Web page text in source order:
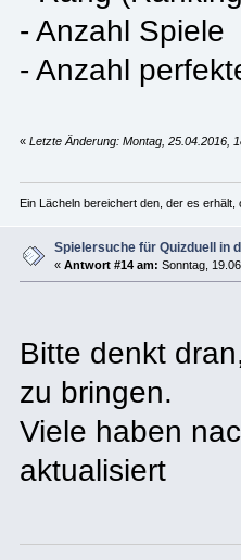
- Anzahl Spiele
- Anzahl
«Letzte Änderung: Montag, 25.04.2016,
Ein Lächeln bereichert den, der es
Spielersuche für Quizduell in
«Antwort #14 am: Sonntag,
Bitte denkt
zu bringen.
Viele haben
aktualisiert